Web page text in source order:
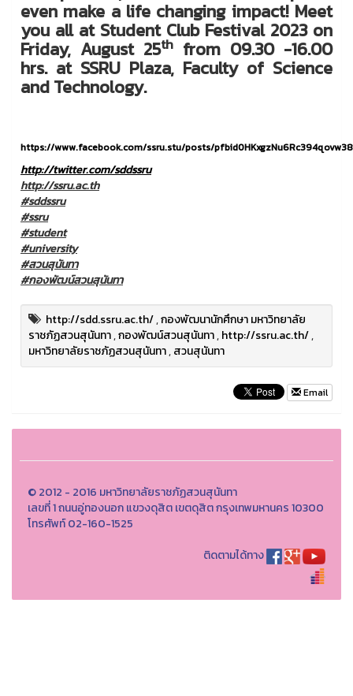
even make a life changing impact! Meet
you all at Student Club Festival 2023 on
Friday, August 25th from 09.30 -16.00
hrs. at SSRU Plaza, Faculty of Science
and Technology.
https://www.facebook.com/ssru.stu/posts/
http://twitter.com/sddssru
http://ssru.ac.th
#sddssru
#ssru
#student
#university
#สวนสุนันทา
#กองพัฒน์สวนสุนันทา
http://sdd.ssru.ac.th/,กองพัฒนานักศึกษา มหาวิทยาลัย
ราชภัฏสวนสุนันทา,กองพัฒน์สวนสุนันทา,http://ssru.ac.th/,
มหาวิทยาลัยราชภัฏสวนสุนันทา,สวนสุนันทา
Email
© 2012 - 2016 มหาวิทยาลัยราชภัฏสวนสุนันทา
เลขที่ 1 ถนนอู่ทองนอก แขวงดุสิต เขตดุสิต กรุงเทพมหานคร 10300
โทรศัพท์ 02-160-1525
ติดตามได้ทาง